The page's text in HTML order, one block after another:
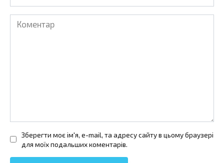
Коментар
Зберегти моє ім'я, e-mail, та адресу сайту в цьому браузері
для моїх подальших коментарів.